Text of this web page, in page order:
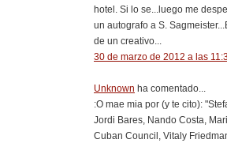
hotel. Si lo se...luego me
un autografo a S.
de un creativo...
30 de marzo de 2012 a las
Unknown ha comentado...
:O mae mia por (y te cito):
Jordi Bares, Nando Costa,
Cuban Council, Vitaly